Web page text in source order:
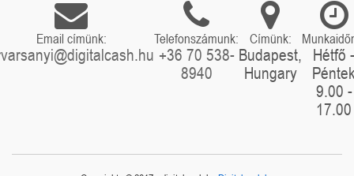
Email címünk: Telefonszámunk:
+36 70 538-
8940
Címünk:
Budapest,
Hungary
Hétfő -
9.00 -
17.00